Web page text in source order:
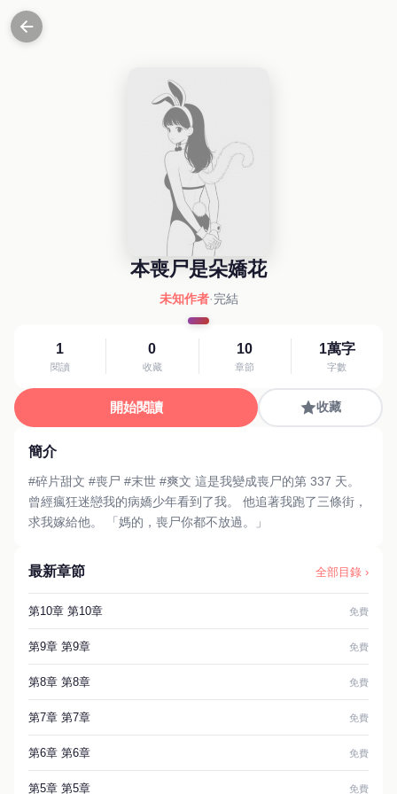
本喪尸是朵嬌花
未知作者·完結
1
閱讀
0
收藏
10
章節
1萬字
字數
開始閱讀 收藏
簡介
#碎片甜文 #喪尸 #末世 #爽文 這是我變成喪尸的第 337 天。
曾經瘋狂迷戀我的病嬌少年看到了我。 他追著我跑了三條街，
求我嫁給他。 「媽的，喪尸你都不放過。」
最新章節 全部目錄 ›
第10章 第10章 免費
第9章 第9章 免費
第8章 第8章 免費
第7章 第7章 免費
第6章 第6章 免費
第5章 第5章 免費